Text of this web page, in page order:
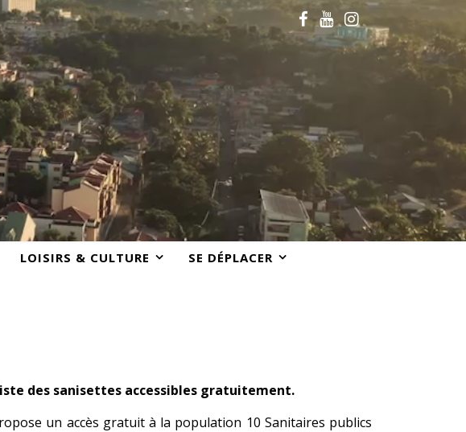
LOISIRS & CULTURE SE DÉPLACER
des sanisettes accessibles gratuitement.
un accès gratuit à la population 10 Sanitaires publics